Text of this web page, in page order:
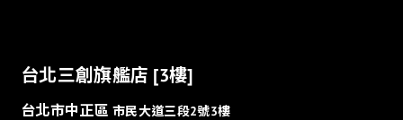
台北三創旗艦店 [3樓]
台北市中正區市民大道三段2號3樓